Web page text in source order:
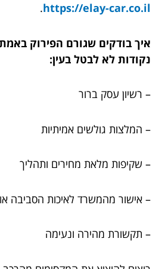
https://elay-car.co.il
.
איך בודקים שגורם הפירוק
נקודות לא לבטל בעין:
– רשיון עסק ברור
– המלצות גולשים אמיתיות
– שקיפות מלאת מחירים ותהליך
– אישור מהמשרד לאיכות הסביבה או
– תקשורת מהירה ונעימה